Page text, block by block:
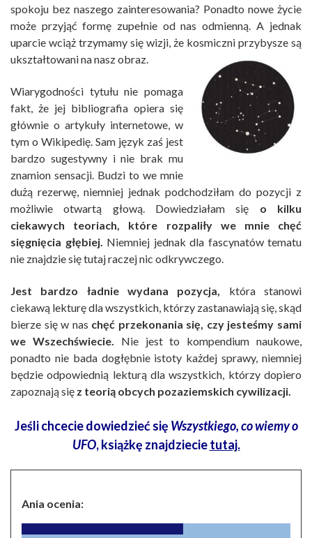
spokoju bez naszego zainteresowania? Ponadto nowe życie
może przyjąć formę zupełnie od nas odmienną. A jednak
uparcie wciąż trzymamy się wizji, że kosmiczni przybysze są
ukształtowani na nasz obraz.
Wiarygodności tytułu nie pomaga
fakt, że jej bibliografia opiera się
głównie o artykuły internetowe, w
tym o Wikipedię. Sam język zaś jest
bardzo sugestywny i nie brak mu
znamion sensacji. Budzi to we mnie
dużą rezerwę, niemniej jednak podchodziłam do pozycji z
możliwie otwartą głową. Dowiedziałam się o kilku
ciekawych teoriach, które rozpaliły we mnie chęć
sięgnięcia głębiej. Niemniej jednak dla fascynatów tematu
nie znajdzie się tutaj raczej nic odkrywczego.
Jest bardzo ładnie wydana pozycja, która stanowi
ciekawą lekturę dla wszystkich, którzy zastanawiają się, skąd
bierze się w nas chęć przekonania się, czy jesteśmy sami
we Wszechświecie. Nie jest to kompendium naukowe,
ponadto nie bada dogłębnie istoty każdej sprawy, niemniej
będzie odpowiednią lekturą dla wszystkich, którzy dopiero
zapoznają się z teorią obcych pozaziemskich cywilizacji.
Jeśli chcecie dowiedzieć się Wszystkiego, co wiemy o
UFO, książkę znajdziecietutaj.
Ania ocenia: